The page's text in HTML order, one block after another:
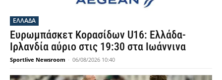
ΕΛΛΑΔΑ
Ευρωμπάσκετ Κορασίδων U16: Ελλάδα-
Ιρλανδία αύριο στις 19:30 στα Ιωάννινα
Sportlive Newsroom - 06/08/2026 10:40